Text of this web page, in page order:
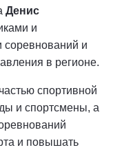
Денис
и
соревнований и
в регионе.
спортивной
и спортсмены, а
и повышать